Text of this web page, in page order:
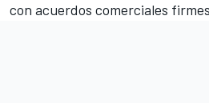
con acuerdos comerciales